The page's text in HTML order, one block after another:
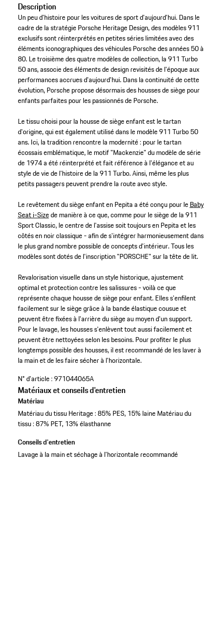
Description
Un peu d'histoire pour les voitures de sport d'aujourd'hui. Dans le
cadre de la stratégie Porsche Heritage Design, des modèles 911
exclusifs sont réinterprétés en petites séries limitées avec des
éléments iconographiques des véhicules Porsche des années 50 à
80. Le troisième des quatre modèles de collection, la 911 Turbo
50 ans, associe des éléments de design revisités de l'époque aux
performances accrues d'aujourd'hui. Dans la continuité de cette
évolution, Porsche propose désormais des housses de siège pour
enfants parfaites pour les passionnés de Porsche.
Le tissu choisi pour la housse de siège enfant est le tartan
d'origine, qui est également utilisé dans le modèle 911 Turbo 50
ans. Ici, la tradition rencontre la modernité : pour le tartan
écossais emblématique, le motif "Mackenzie" du modèle de série
de 1974 a été réinterprété et fait référence à l'élégance et au
style de vie de l'histoire de la 911 Turbo. Ainsi, même les plus
petits passagers peuvent prendre la route avec style.
Le revêtement du siège enfant en Pepita a été conçu pour leBaby
Seat i-Sizede manière à ce que, comme pour le siège de la 911
Sport Classic, le centre de l'assise soit toujours en Pepita et les
côtés en noir classique - afin de s'intégrer harmonieusement dans
le plus grand nombre possible de concepts d'intérieur. Tous les
modèles sont dotés de l'inscription "PORSCHE" sur la tête de lit.
Revalorisation visuelle dans un style historique, ajustement
optimal et protection contre les salissures - voilà ce que
représente chaque housse de siège pour enfant. Elles s'enfilent
facilement sur le siège grâce à la bande élastique cousue et
peuvent être fixées à l'arrière du siège au moyen d'un support.
Pour le lavage, les housses s'enlèvent tout aussi facilement et
peuvent être nettoyées selon les besoins. Pour profiter le plus
longtemps possible des housses, il est recommandé de les laver à
la main et de les faire sécher à l'horizontale.
N° d'article :971044065A
Matériaux et conseils d'entretien
Matériau
Matériau du tissu Heritage : 85% PES, 15% laine Matériau du
tissu : 87% PET, 13% élasthanne
Conseils d'entretien
Lavage à la main et séchage à l'horizontale recommandé